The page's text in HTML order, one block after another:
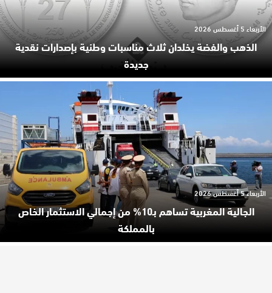
الذهب والفضة يخلدان ثلاث مناسبات وطنية بإصدارات نقدية
جديدة
الأربعاء 5 أغسطس 2026
الجالية المغربية تساهم بـ10% من إجمالي الاستثمار الخاص
بالمملكة
الأربعاء 5 أغسطس 2026